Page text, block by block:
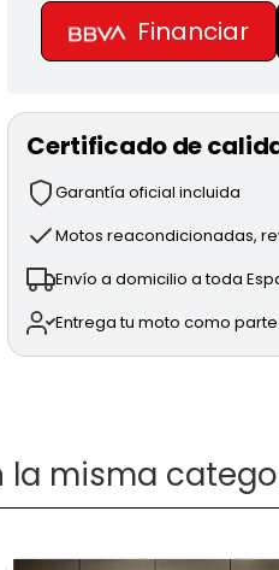
Financiar
Certificado de
Garantía oficial incluida
Motos reacondicionadas,
Envío a domicilio a toda
Entrega tu moto como
la misma